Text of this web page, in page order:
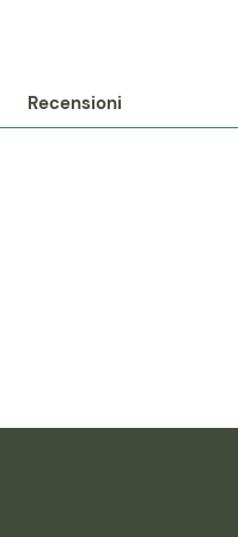
Recensioni